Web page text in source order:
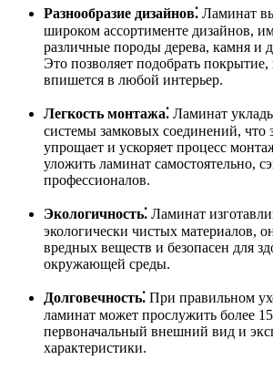
Разнообразие дизайнов⁚ Ламинат
широком ассортименте дизайнов,
различные породы дерева, камня и
Это позволяет подобрать покрытие,
впишется в любой интерьер.
Легкость монтажа⁚ Ламинат
системы замковых соединений, что
упрощает и ускоряет процесс
уложить ламинат самостоятельно,
профессионалов.
Экологичность⁚ Ламинат
экологически чистых материалов,
вредных веществ и безопасен для
окружающей среды.
Долговечность⁚ При правильном
ламинат может прослужить более 15
первоначальный внешний вид и
характеристики.